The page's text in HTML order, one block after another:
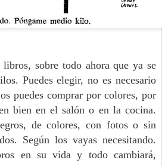
sobre todo ahora que ya se
Puedes elegir, no es necesario
puedes comprar por colores, por
bien en el salón o en la cocina.
de colores, con fotos o sin
Según los vayas necesitando.
en su vida y todo cambiará,